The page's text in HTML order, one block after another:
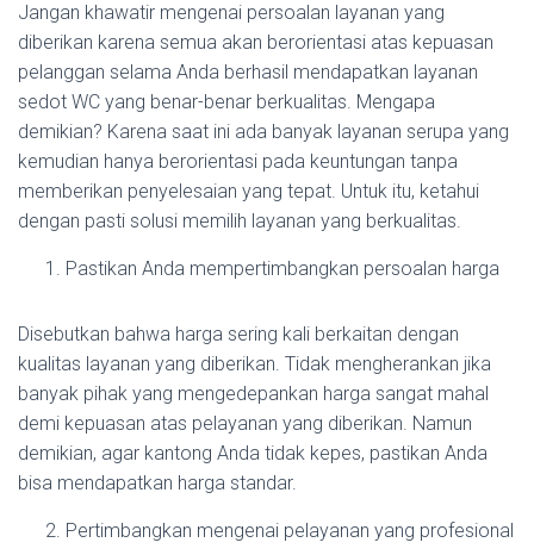
Jangan khawatir mengenai persoalan layanan yang
diberikan karena semua akan berorientasi atas kepuasan
pelanggan selama Anda berhasil mendapatkan layanan
sedot WC yang benar-benar berkualitas. Mengapa
demikian? Karena saat ini ada banyak layanan serupa yang
kemudian hanya berorientasi pada keuntungan tanpa
memberikan penyelesaian yang tepat. Untuk itu, ketahui
dengan pasti solusi memilih layanan yang berkualitas.
Pastikan Anda mempertimbangkan persoalan harga
Disebutkan bahwa harga sering kali berkaitan dengan
kualitas layanan yang diberikan. Tidak mengherankan jika
banyak pihak yang mengedepankan harga sangat mahal
demi kepuasan atas pelayanan yang diberikan. Namun
demikian, agar kantong Anda tidak kepes, pastikan Anda
bisa mendapatkan harga standar.
Pertimbangkan mengenai pelayanan yang profesional